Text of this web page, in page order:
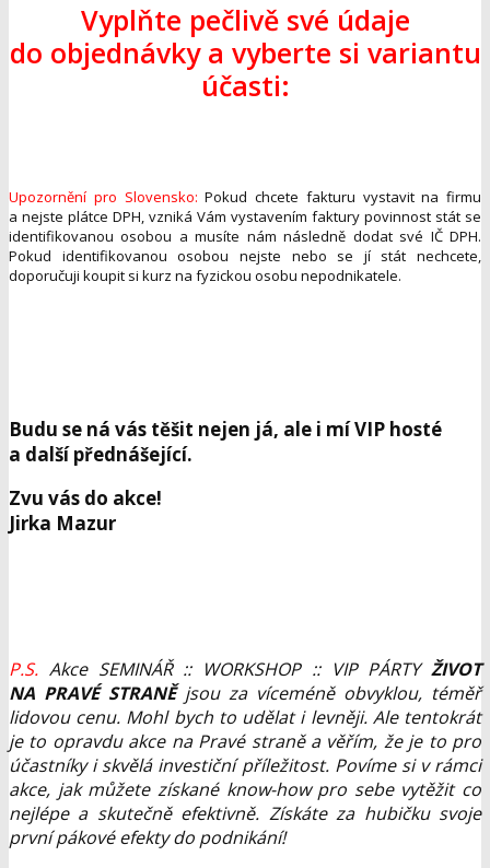
Vyplňte pečlivě své údaje
do objednávky a vyberte si variantu
účasti:
Upozornění pro Slovensko: Pokud chcete fakturu vystavit na firmu
a nejste plátce DPH, vzniká Vám vystavením faktury povinnost stát se
identifikovanou osobou a musíte nám následně dodat své IČ DPH.
Pokud identifikovanou osobou nejste nebo se jí stát nechcete,
doporučuji koupit si kurz na fyzickou osobu nepodnikatele.
Budu se ná vás těšit nejen já, ale i mí VIP hosté
a další přednášející.
Zvu vás do akce!
Jirka Mazur
P.S. Akce SEMINÁŘ :: WORKSHOP :: VIP PÁRTY ŽIVOT
NA PRAVÉ STRANĚjsou za víceméně obvyklou, téměř
lidovou cenu. Mohl bych to udělat i levněji. Ale tentokrát
je to opravdu akce na Pravé straně a věřím, že je to pro
účastníky i skvělá investiční příležitost. Povíme si v rámci
akce, jak můžete získané know-how pro sebe vytěžit co
nejlépe a skutečně efektivně. Získáte za hubičku svoje
první pákové efekty do podnikání!